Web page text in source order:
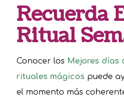
Recuerda
Ritual
Conocer los Mejores días
rituales mágicos puede
el momento más